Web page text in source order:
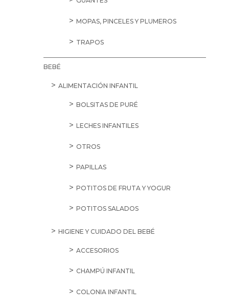
MOPAS, PINCELES Y PLUMEROS
TRAPOS
BEBÉ
ALIMENTACIÓN INFANTIL
BOLSITAS DE PURÉ
LECHES INFANTILES
OTROS
PAPILLAS
POTITOS DE FRUTA Y YOGUR
POTITOS SALADOS
HIGIENE Y CUIDADO DEL BEBÉ
ACCESORIOS
CHAMPÚ INFANTIL
COLONIA INFANTIL